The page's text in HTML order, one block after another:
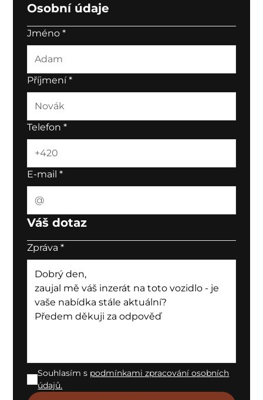
Osobní údaje
Jméno*
Příjmení*
Telefon*
E-mail*
Váš dotaz
Zpráva*
Souhlasím s podmínkami zpracování osobních
údajů.